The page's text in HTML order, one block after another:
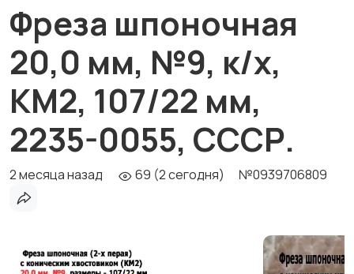
Фреза шпоночная
20,0 мм, №9, к/х,
КМ2, 107/22 мм,
2235-0055, СССР.
2 месяца назад 69 (2 сегодня) №0939706809